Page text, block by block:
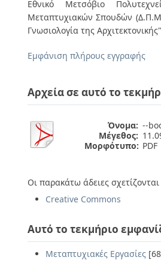
Εθνικό Μετσόβιο
Μεταπτυχιακών Σπουδών
Γνωσιολογία της
Εμφάνιση πλήρους εγγραφής
Αρχεία σε αυτό το
Όνομα: --
Μέγεθος:
Μορφότυπο: PDF
Οι παρακάτω άδειες
Creative Commons
Αυτό το τεκμήριο
Μεταπτυχιακές Εργασίες